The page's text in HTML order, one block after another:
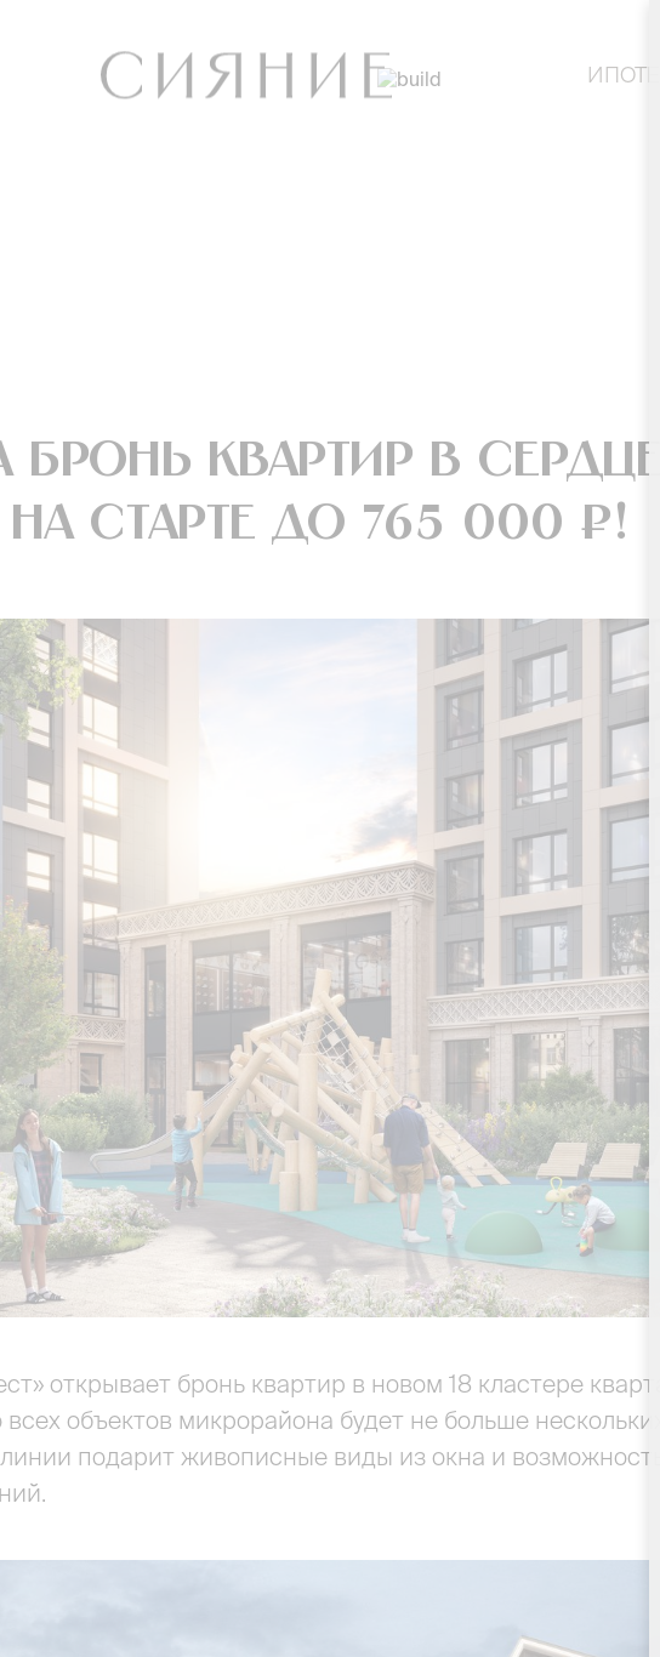
бронь квартир в
старте до 765 000 ₽!
открывает бронь квартир в новом 18 кластере
объектов микрорайона будет не больше
подарит живописные виды из окна и